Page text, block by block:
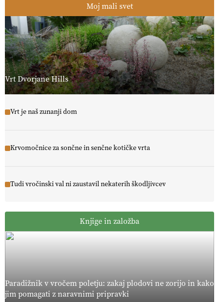
Moj mali svet
Vrt Dvorjane Hills
Vrt je naš zunanji dom
Krvomočnice za sončne in senčne kotičke vrta
Tudi vročinski val ni zaustavil nekaterih škodljivcev
Knjige in založba
Paradižnik v vročem poletju: zakaj plodovi ne zorijo in kako
jim pomagati z naravnimi pripravki